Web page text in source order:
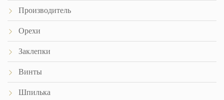
Производитель
Орехи
Заклепки
Винты
Шпилька